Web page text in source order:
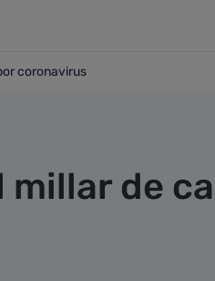
por coronavirus
coronavirus
de